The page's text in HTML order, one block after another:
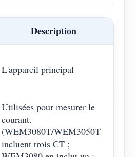
Description
L'appareil principal
Utilisées pour mesurer le
courant.
(WEM3080T/WEM3050T
incluent trois CT ;